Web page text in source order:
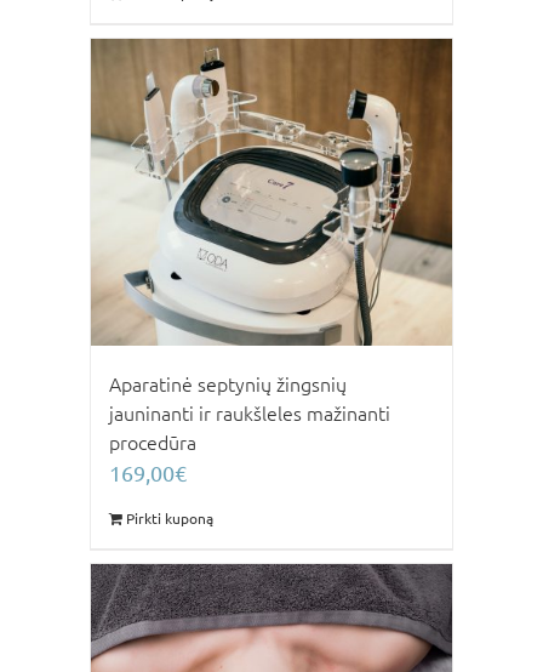
Aparatinė septynių žingsnių
jauninanti ir raukšleles mažinanti
procedūra
169,00€
Pirkti kuponą